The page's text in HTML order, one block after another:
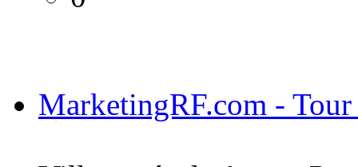
MarketingRF.com -